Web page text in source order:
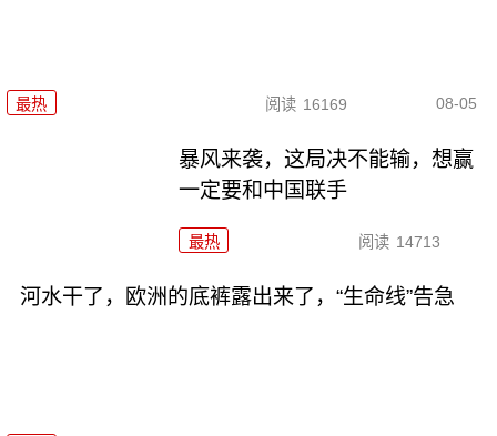
最热 阅读 16169 08-05
暴风来袭，这局决不能输，想赢
一定要和中国联手
最热 阅读 14713
河水干了，欧洲的底裤露出来了，“生命线”告急